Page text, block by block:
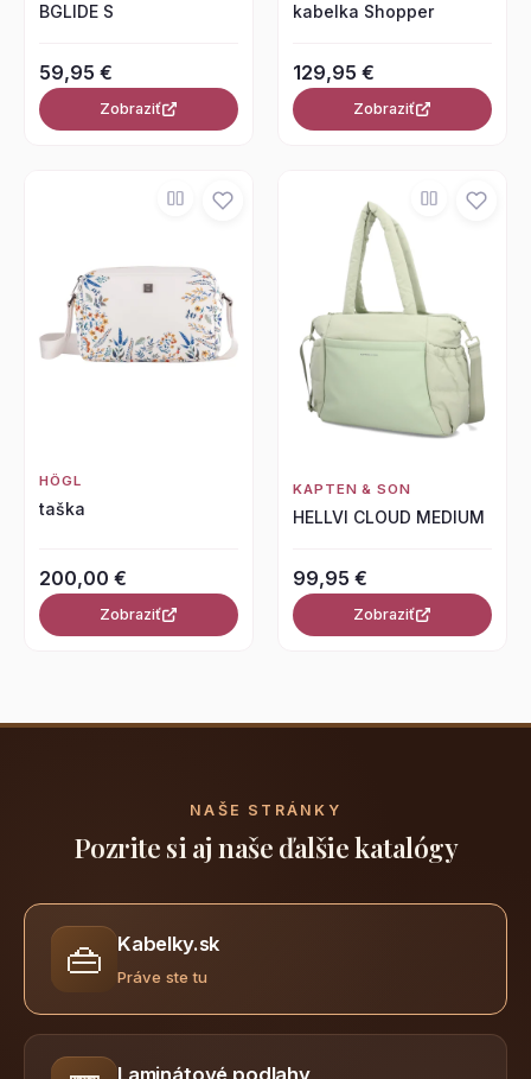
BGLIDE S
59,95 €
Zobraziť
kabelka Shopper
129,95 €
Zobraziť
HÖGL
taška
200,00 €
Zobraziť
KAPTEN & SON
HELLVI CLOUD MEDIUM
99,95 €
Zobraziť
NAŠE STRÁNKY
Pozrite si aj naše ďalšie katalógy
👜 Kabelky.sk
Práve ste tu
Laminátové podlahy